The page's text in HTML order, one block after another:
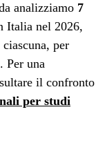
analizziamo 7
Italia nel 2026,
per
Per una
il confronto
per studi